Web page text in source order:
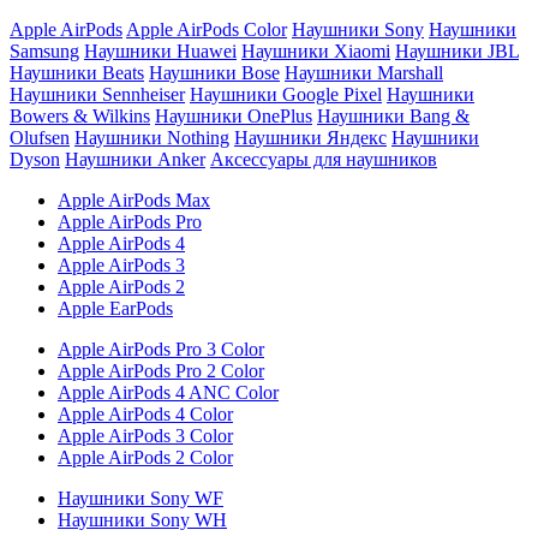
Apple AirPods Apple AirPods Color Наушники Sony Наушники
Samsung Наушники Huawei Наушники Xiaomi Наушники JBL
Наушники Beats Наушники Bose Наушники Marshall
Наушники Sennheiser Наушники Google Pixel Наушники
Bowers & Wilkins Наушники OnePlus Наушники Bang &
Olufsen Наушники Nothing Наушники Яндекс Наушники
Dyson Наушники Anker Аксессуары для наушников
Apple AirPods Max
Apple AirPods Pro
Apple AirPods 4
Apple AirPods 3
Apple AirPods 2
Apple EarPods
Apple AirPods Pro 3 Color
Apple AirPods Pro 2 Color
Apple AirPods 4 ANC Color
Apple AirPods 4 Color
Apple AirPods 3 Color
Apple AirPods 2 Color
Наушники Sony WF
Наушники Sony WH